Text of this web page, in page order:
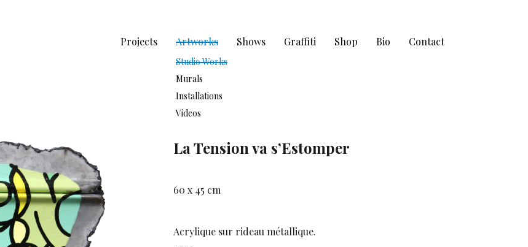
Projects Artworks
Studio Works
Murals
Installations
Videos
Shows Graffiti Shop Bio Contact
La Tension va s’Estomper
60 x 45 cm
Acrylique sur rideau métallique.